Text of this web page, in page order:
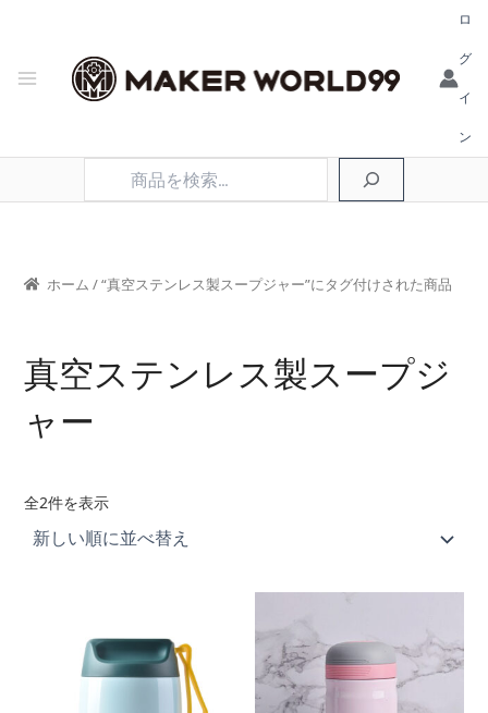
ロ
グ
イ
ン
ホーム / “真空ステンレス製スープジャー”にタグ付けされた商品
真空ステンレス製スープジ
ャー
全2件を表示新
い
順